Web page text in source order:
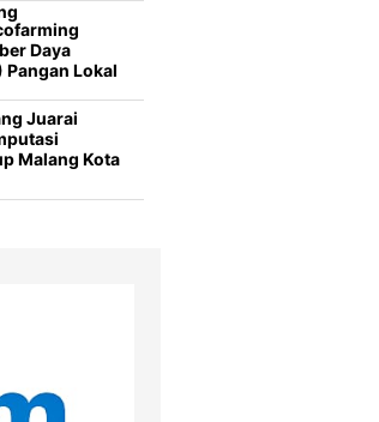
Daya
Pangan Lokal
Juarai
Malang Kota